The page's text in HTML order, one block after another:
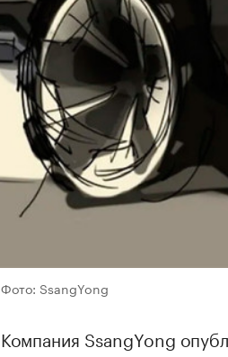
Фото: SsangYong
Компания SsangYong